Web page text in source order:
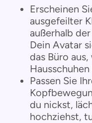
Erscheinen
ausgefeilter
außerhalb
Dein Avatar
das Büro
Passen Sie
du nickst,
hochziehst,